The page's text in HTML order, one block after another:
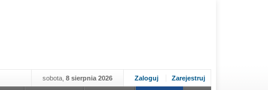
Zaloguj Zarejestruj
sobota, 8 sierpnia 2026